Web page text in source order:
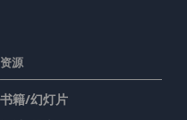
资源
书籍/幻灯片